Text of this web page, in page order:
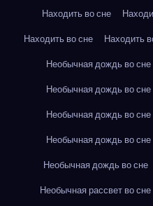
Находить во сне
Находить во сне
Находить
Необычная дождь во сне
Необычная дождь во сне
Необычная дождь во сне
Необычная дождь во сне
Необычная дождь во сне
Необычная рассвет во сне